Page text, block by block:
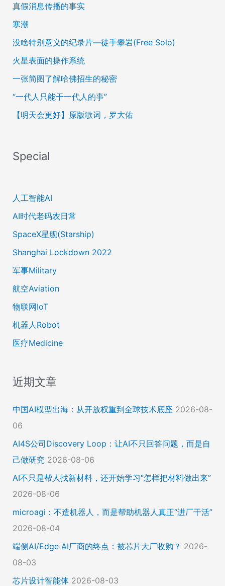
真假消息传播的事实
寒潮
没啥特别意义的纪录片—徒手攀岩(Free Solo)
火星表面的操作系统
一张简图了解哈佛招生的秘密
“一代人只能干一代人的事”
【明天会更好】原版歌词，罗大佑
Special
人工智能AI
AI时代老码农日常
SpaceX星舰(Starship)
Shanghai Lockdown 2022
军事Military
航空Aviation
物联网IoT
机器人Robot
医疗Medicine
近期文章
中国AI模型出海：从开放权重到全球技术底座 2026-08-
06
AI4S公司Discovery Loop：让AI不只回答问题，而是自
己做研究 2026-08-06
AI不只是帮人找新材料，还开始学习“怎样把材料做出来”
2026-08-06
microagi：不造机器人，而是帮助机器人真正“进厂干活”
2026-08-04
端侧AI/Edge AI厂商的终点：被芯片大厂收购？ 2026-
08-03
芯片设计智能体 2026-08-03